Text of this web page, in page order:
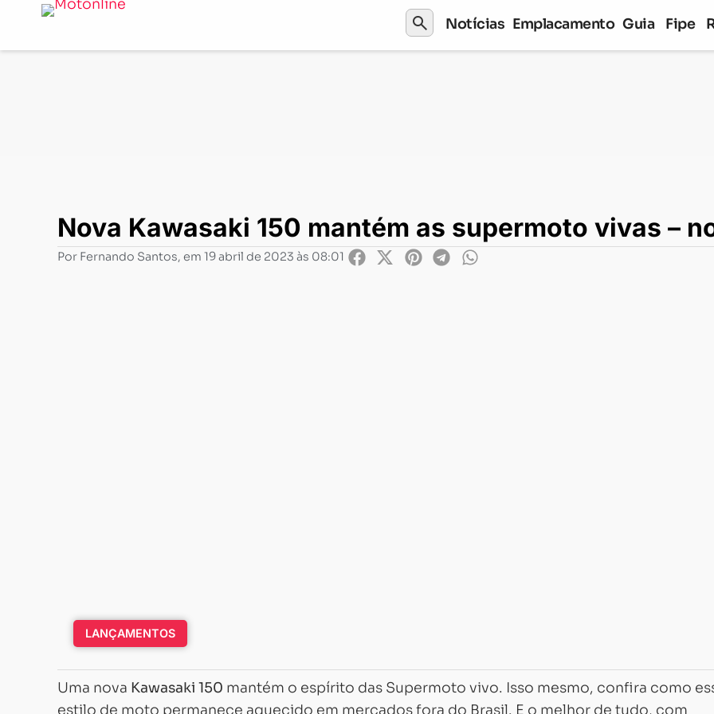
search Notícias Emplacamento Guia Fipe
Nova Kawasaki 150 mantém as supermoto vivas – no exterior, ao menos
Nova Kawasaki 150 mantém as supermoto vivas –
Por Fernando Santos, em 19 abril de 2023 às 08:01
LANÇAMENTOS
Uma nova Kawasaki 150 mantém o espírito das Supermoto vivo. Isso mesmo, confira como
estilo de moto permanece aquecido em mercados fora do Brasil. E o melhor de tudo, com